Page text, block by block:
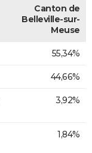
Canton de
Belleville-sur-
Meuse
55,34%
44,66%
3,92%
1,84%